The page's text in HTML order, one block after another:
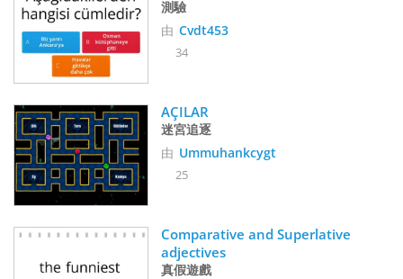
測驗
由 Cvdt453
34
AÇILAR
迷宮追逐
由 Ummuhankcygt
25
Comparative and Superlative
adjectives
真假遊戲